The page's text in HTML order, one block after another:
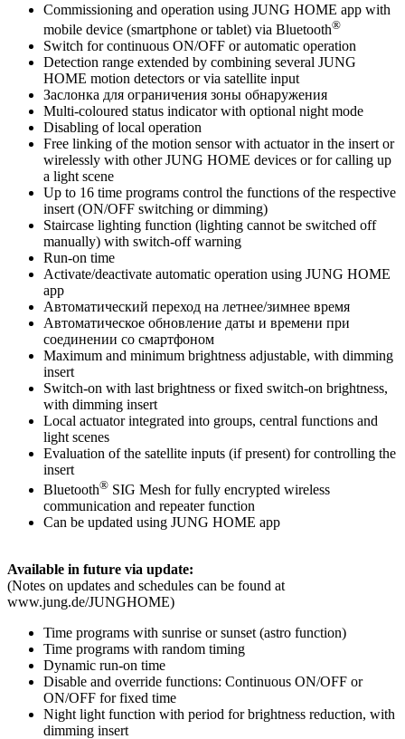
Commissioning and operation using JUNG HOME app with
mobile device (smartphone or tablet) via Bluetooth®
Switch for continuous ON/OFF or automatic operation
Detection range extended by combining several JUNG
HOME motion detectors or via satellite input
Заслонка для ограничения зоны обнаружения
Multi-coloured status indicator with optional night mode
Disabling of local operation
Free linking of the motion sensor with actuator in the insert or
wirelessly with other JUNG HOME devices or for calling up
a light scene
Up to 16 time programs control the functions of the respective
insert (ON/OFF switching or dimming)
Staircase lighting function (lighting cannot be switched off
manually) with switch-off warning
Run-on time
Activate/deactivate automatic operation using JUNG HOME
app
Автоматический переход на летнее/зимнее время
Автоматическое обновление даты и времени при
соединении со смартфоном
Maximum and minimum brightness adjustable, with dimming
insert
Switch-on with last brightness or fixed switch-on brightness,
with dimming insert
Local actuator integrated into groups, central functions and
light scenes
Evaluation of the satellite inputs (if present) for controlling the
insert
Bluetooth® SIG Mesh for fully encrypted wireless
communication and repeater function
Can be updated using JUNG HOME app
Available in future via update:
(Notes on updates and schedules can be found at
www.jung.de/JUNGHOME)
Time programs with sunrise or sunset (astro function)
Time programs with random timing
Dynamic run-on time
Disable and override functions: Continuous ON/OFF or
ON/OFF for fixed time
Night light function with period for brightness reduction, with
dimming insert